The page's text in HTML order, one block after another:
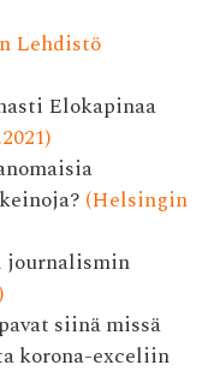
Lehdistö
Elokapinaa
(Helsingin
journalismin
siinä missä
korona-exceliin